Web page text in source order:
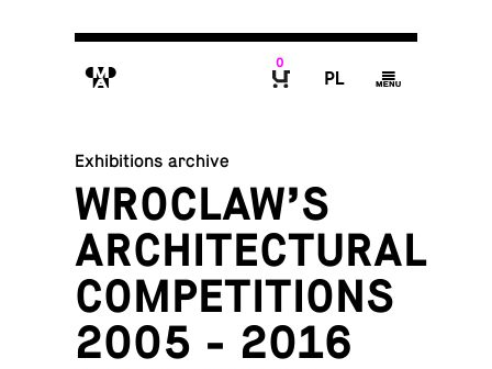
M
0
P g
Exhibitions archive
WROCLAW’S
ARCHITECTURAL
COMPETITIONS
2005 - 2016